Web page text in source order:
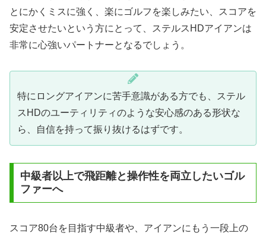
とにかくミスに強く、楽にゴルフを楽しみたい、スコアを
安定させたいという方にとって、ステルスHDアイアンは
非常に心強いパートナーとなるでしょう。
特にロングアイアンに苦手意識がある方でも、ステル
スHDのユーティリティのような安心感のある形状な
ら、自信を持って振り抜けるはずです。
中級者以上で飛距離と操作性を両立したいゴル
ファーへ
スコア80台を目指す中級者や、アイアンにもう一段上の